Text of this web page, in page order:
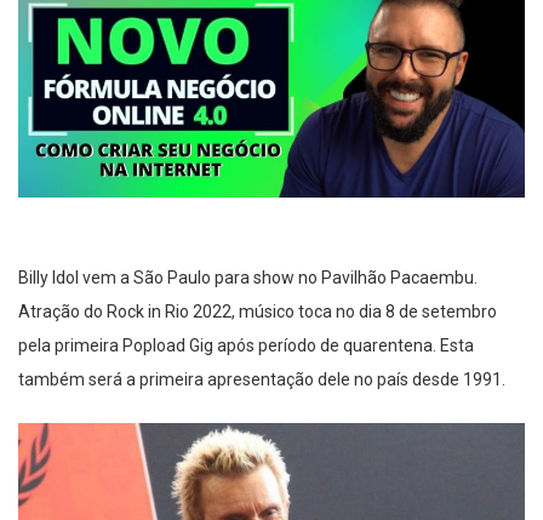
Billy Idol vem a São Paulo para show no Pavilhão Pacaembu.
Atração do Rock in Rio 2022, músico toca no dia 8 de setembro
pela primeira Popload Gig após período de quarentena. Esta
também será a primeira apresentação dele no país desde 1991.